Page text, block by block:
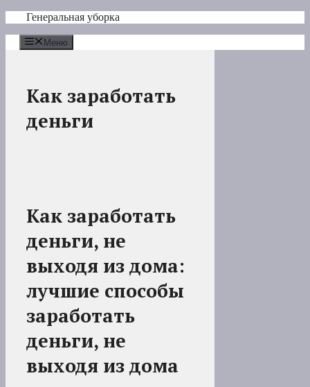
Перейти
содержимому
Генеральная уборка
Меню
Как заработать
деньги
Как заработать
деньги, не
выходя из дома:
лучшие способы
заработать
деньги, не
выходя из дома